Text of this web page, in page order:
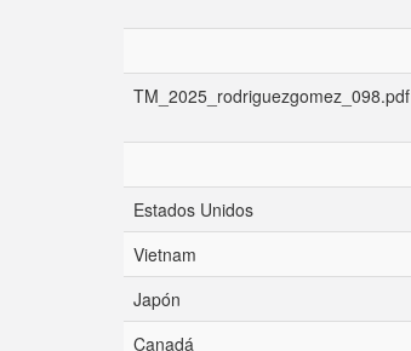
TM_2025_rodriguezgomez_098.pdf
Estados Unidos
Vietnam
Japón
Canadá